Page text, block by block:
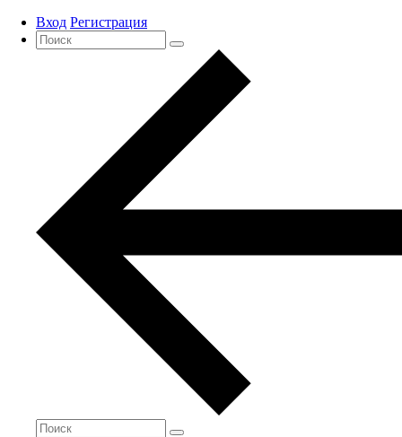
Вход Регистрация